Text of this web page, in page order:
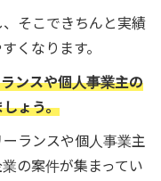
そこできちんと実績
くなります。
ンスや個人事業主の
ょう。
ランスや個人事業主
の案件が集まってい